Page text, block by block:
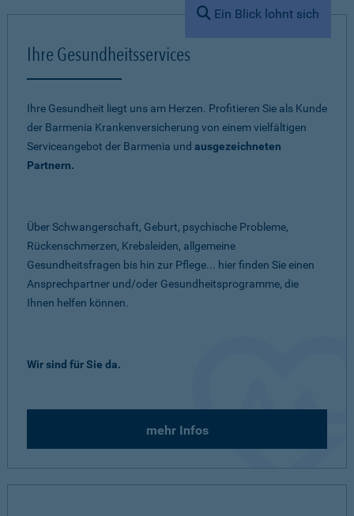
Ein Blick lohnt sich
Ihre Gesundheitsservices
Ihre Gesundheit liegt uns am Herzen. Profitieren Sie als Kunde
der Barmenia Krankenversicherung von einem vielfältigen
Serviceangebot der Barmenia und ausgezeichneten
Partnern.
Über Schwangerschaft, Geburt, psychische Probleme,
Rückenschmerzen, Krebsleiden, allgemeine
Gesundheitsfragen bis hin zur Pflege... hier finden Sie einen
Ansprechpartner und/oder Gesundheitsprogramme, die
Ihnen helfen können.
Wir sind für Sie da.
mehr Infos